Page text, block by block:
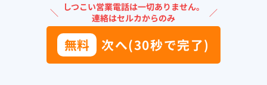
＼ しつこい営業電話は一切ありません。
連絡はセルカからのみ
／
無料 次へ(30秒で完了)